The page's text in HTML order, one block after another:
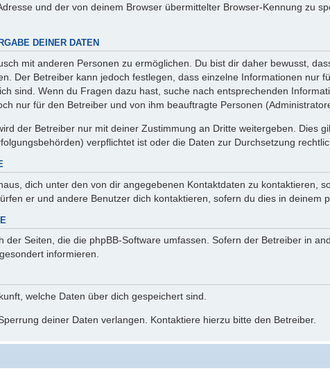
und der von deinem Browser übermittelter Browser-Kennung zu
DEINER DATEN
mit anderen Personen zu ermöglichen. Du bist dir daher bewusst,
Der Betreiber kann jedoch festlegen, dass einzelne Informationen nur
sind. Wenn du Fragen dazu hast, suche nach entsprechenden
nur für den Betreiber und von ihm beauftragte Personen
der Betreiber nur mit deiner Zustimmung an Dritte weitergeben. Dies
verpflichtet ist oder die Daten zur Durchsetzung
dich unter den von dir angegebenen Kontaktdaten zu kontaktieren,
er und andere Benutzer dich kontaktieren, sofern du dies in deinem
der Seiten, die die phpBB-Software umfassen. Sofern der Betreiber in
informieren.
welche Daten über dich gespeichert sind.
deiner Daten verlangen. Kontaktiere hierzu bitte den Betreiber.